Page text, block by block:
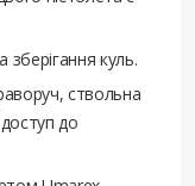
куль.
ствольна
до